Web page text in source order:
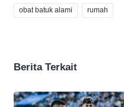
obat batuk alami rumah
Berita Terkait